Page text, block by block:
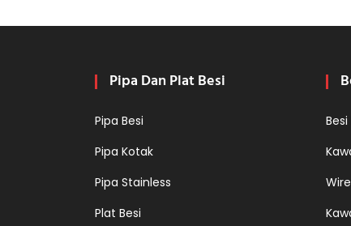
Pipa Dan Plat Besi
Pipa Besi
Pipa Kotak
Pipa Stainless
Plat Besi